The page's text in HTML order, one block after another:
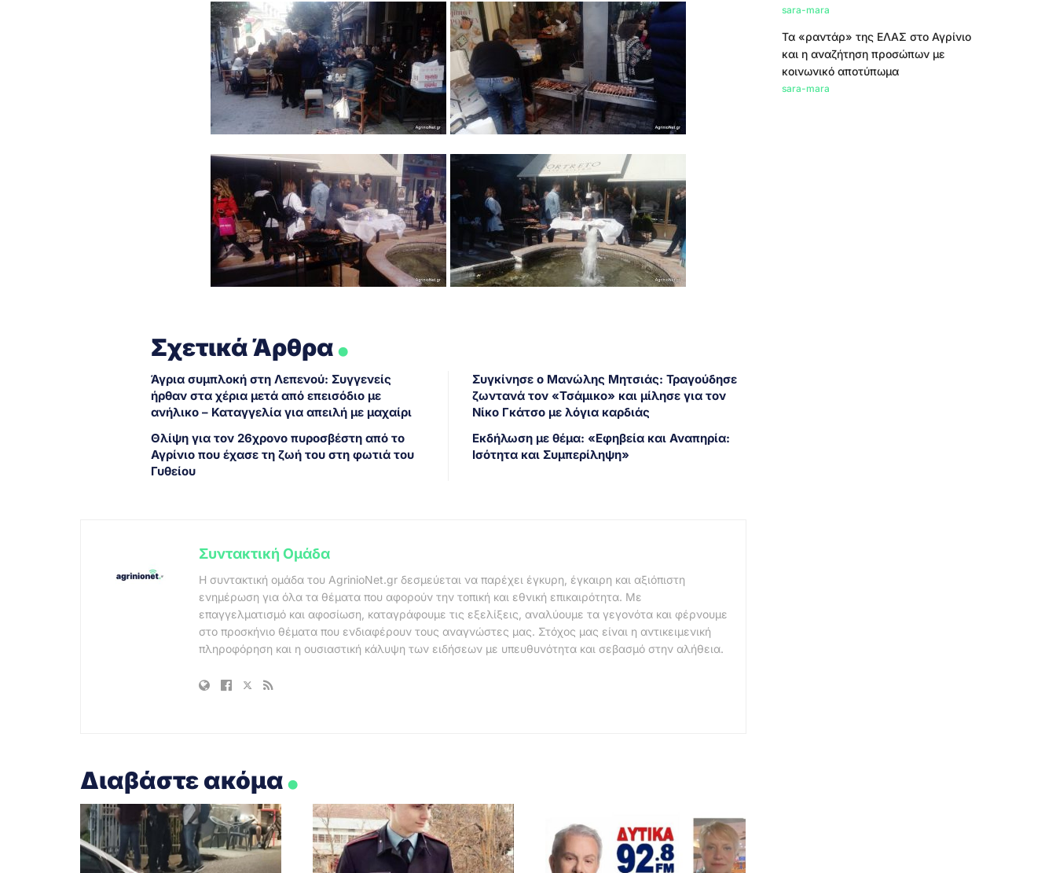
Σχετικά Άρθρα.
Άγρια συμπλοκή στη Λεπενού: Συγγενείς
ήρθαν στα χέρια μετά από επεισόδιο με
ανήλικο – Καταγγελία για απειλή με μαχαίρι
Θλίψη για τον 26χρονο πυροσβέστη από το
Αγρίνιο που έχασε τη ζωή του στη φωτιά του
Γυθείου
Συγκίνησε ο Μανώλης Μητσιάς: Τραγούδησε
ζωντανά τον «Τσάμικο» και μίλησε για τον
Νίκο Γκάτσο με λόγια καρδιάς
Εκδήλωση με θέμα: «Εφηβεία και Αναπηρία:
Ισότητα και Συμπερίληψη»
Συντακτική Ομάδα
Η συντακτική ομάδα του AgrinioNet.gr δεσμεύεται να παρέχει έγκυρη, έγκαιρη και αξιόπιστη
ενημέρωση για όλα τα θέματα που αφορούν την τοπική και εθνική επικαιρότητα. Με
επαγγελματισμό και αφοσίωση, καταγράφουμε τις εξελίξεις, αναλύουμε τα γεγονότα και φέρνουμε
στο προσκήνιο θέματα που ενδιαφέρουν τους αναγνώστες μας. Στόχος μας είναι η αντικειμενική
πληροφόρηση και η ουσιαστική κάλυψη των ειδήσεων με υπευθυνότητα και σεβασμό στην αλήθεια.
Διαβάστε ακόμα.
sara-mara
Τα «ραντάρ» της ΕΛΑΣ στο Αγρίνιο
και η αναζήτηση προσώπων με
κοινωνικό αποτύπωμα
sara-mara